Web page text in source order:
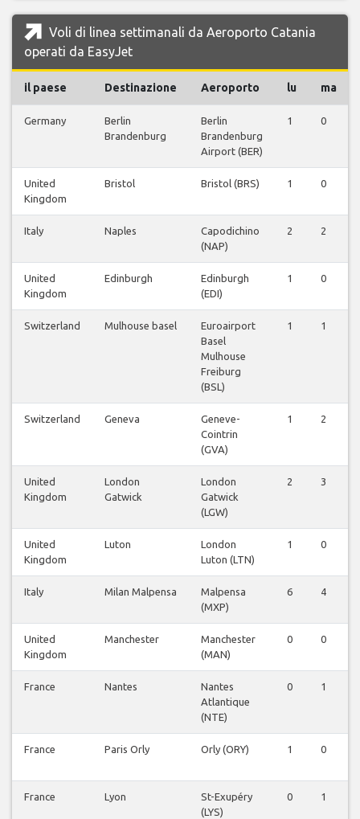
Voli di linea settimanali da Aeroporto Catania
operati da EasyJet
il paese Destinazione Aeroporto lu ma
Germany
Berlin
Brandenburg
Berlin
Brandenburg
Airport (BER)
1 0
United
Kingdom
Bristol Bristol (BRS) 1 0
Italy Naples
Capodichino
(NAP)
2 2
United
Kingdom
Edinburgh
Edinburgh
(EDI)
1 0
Switzerland Mulhouse basel
Euroairport
Basel
Mulhouse
Freiburg
(BSL)
1 1
Switzerland Geneva
Geneve-
Cointrin
(GVA)
1 2
United
Kingdom
London
Gatwick
London
Gatwick
(LGW)
2 3
United
Kingdom
Luton
London
Luton (LTN)
1 0
Italy Milan Malpensa
Malpensa
(MXP)
6 4
United
Kingdom
Manchester
Manchester
(MAN)
0 0
France Nantes
Nantes
Atlantique
(NTE)
0 1
France Paris Orly Orly (ORY) 1 0
France Lyon
St-Exupéry
(LYS)
0 1